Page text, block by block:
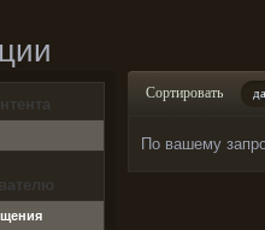
Сортировать
По вашему